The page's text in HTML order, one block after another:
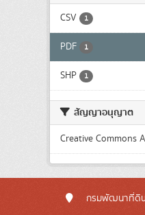
CSV 1
PDF 1
SHP 1
สัญญาอนุญาต
Creative Commons
กรมพัฒนาที่ดิน